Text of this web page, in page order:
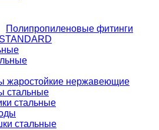
Полипропиленовые фитинги
жаростойкие нержавеющие
стальные
стальные
стальные